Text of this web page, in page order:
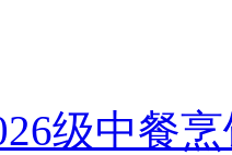
级中餐